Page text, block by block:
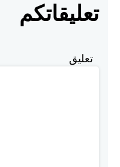
تعليقاتكم
تعليق